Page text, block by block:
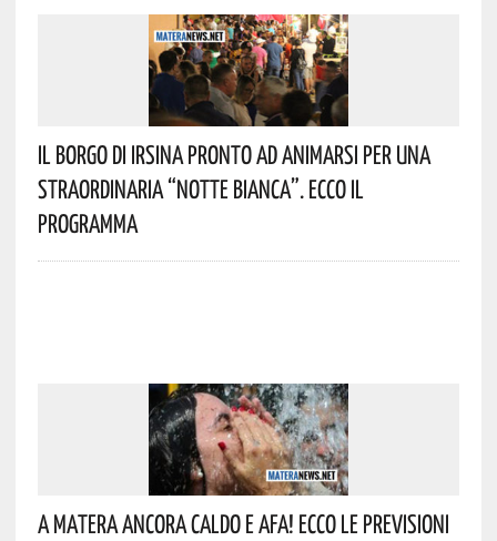
Il Borgo Di Irsina Pronto Ad Animarsi Per Una
Straordinaria “Notte Bianca”. Ecco Il
Programma
A Matera Ancora Caldo E Afa! Ecco Le Previsioni